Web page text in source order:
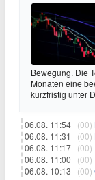
Bewegung. Die
Monaten eine
kurzfristig unter
06.08. 11:54 | (00)
06.08. 11:31 | (00)
06.08. 11:17 | (00)
06.08. 11:00 | (00)
06.08. 10:13 | (00)